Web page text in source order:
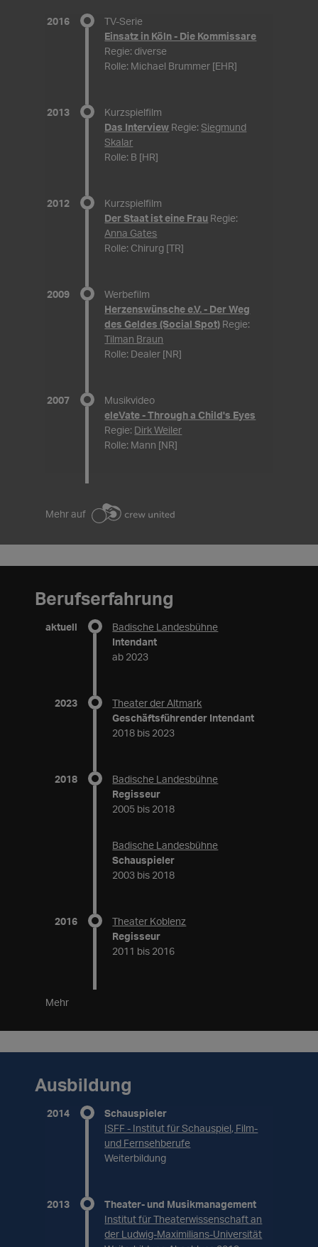
2016
TV-Serie
Einsatz in Köln - Die Kommissare
Regie: diverse
Rolle: Michael Brummer [EHR]
2013
Kurzspielfilm
Das Interview Regie:Siegmund
Skalar
Rolle: B [HR]
2012
Kurzspielfilm
Der Staat ist eine Frau Regie:
Anna Gates
Rolle: Chirurg [TR]
2009
Werbefilm
Herzenswünsche e.V. - Der Weg
des Geldes (Social Spot) Regie:
Tilman Braun
Rolle: Dealer [NR]
2007
Musikvideo
eleVate - Through a Child's Eyes
Regie: Dirk Weiler
Rolle: Mann [NR]
Mehr auf
Berufserfahrung
aktuell
Badische Landesbühne
Intendant
ab 2023
2023
Theater der Altmark
Geschäftsführender Intendant
2018 bis 2023
2018
Badische Landesbühne
Regisseur
2005 bis 2018
Badische Landesbühne
Schauspieler
2003 bis 2018
2016
Theater Koblenz
Regisseur
2011 bis 2016
Mehr
Ausbildung
2014
Schauspieler
ISFF - Institut für Schauspiel, Film-
und Fernsehberufe
Weiterbildung
2013
Theater- und Musikmanagement
Institut für Theaterwissenschaft an
der Ludwig-Maximilians-Universität